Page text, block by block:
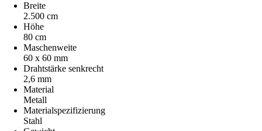
Breite
2.500 cm
Höhe
80 cm
Maschenweite
60 x 60 mm
Drahtstärke senkrecht
2,6 mm
Material
Metall
Materialspezifizierung
Stahl